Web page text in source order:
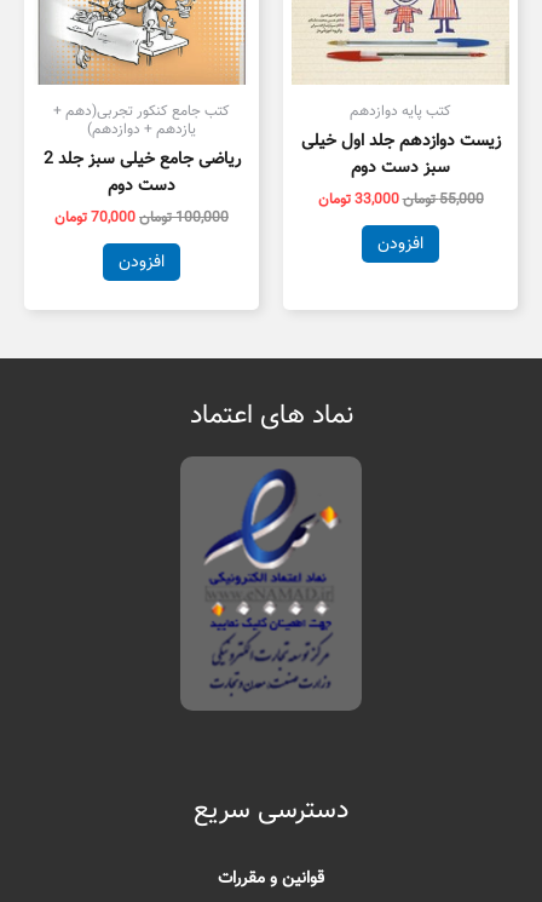
کتب پایه دوازدهم
زیست دوازدهم جلد اول خیلی
سبز دست دوم
55,000تومان33,000تومان
افزودن
کتب جامع کنکور تجربی(دهم +
یازدهم + دوازدهم)
ریاضی جامع خیلی سبز جلد 2
دست دوم
100,000تومان70,000تومان
افزودن
نماد های اعتماد
دسترسی سریع
قوانین و مقررات